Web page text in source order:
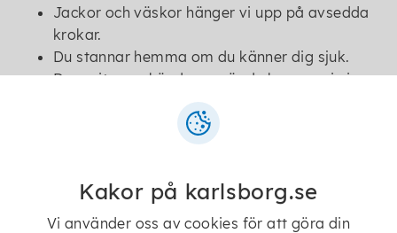
Jackor och väskor hänger vi upp på avsedda
krokar.
Du stannar hemma om du känner dig sjuk.
Du spritar av händerna när du kommer in i
Vi håller avstånd till varandra.
Du tvättar händerna ofta och hostar/nyser i
Kakor på karlsborg.se
Vi använder oss av cookies för att göra din